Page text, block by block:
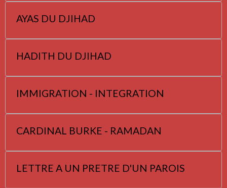
AYAS DU DJIHAD
HADITH DU DJIHAD
IMMIGRATION - INTEGRATION
CARDINAL BURKE - RAMADAN
LETTRE A UN PRETRE D'UN PAROIS